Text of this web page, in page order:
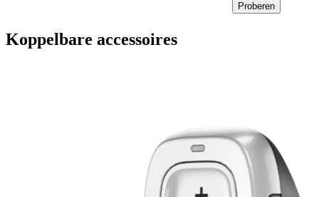
Proberen
Koppelbare accessoires